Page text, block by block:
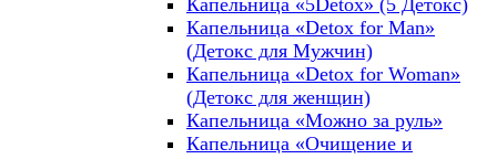
Капельница «5Detox» (5 Детокс)
Капельница «Detox for Man»
(Детокс для Мужчин)
Капельница «Detox for Woman»
(Детокс для женщин)
Капельница «Можно за руль»
Капельница «Очищение и